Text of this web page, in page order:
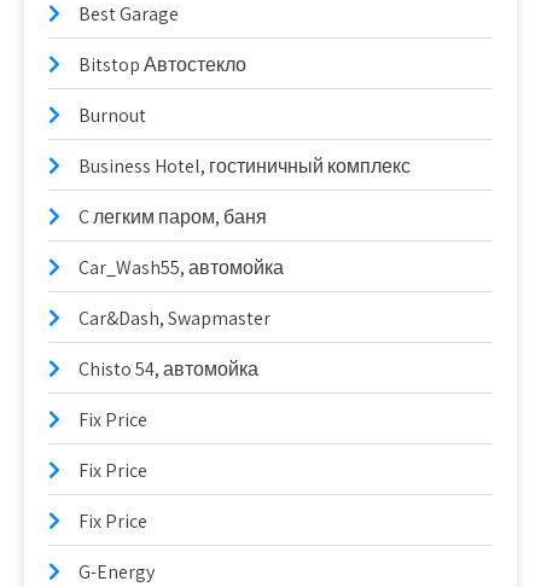
Best Garage
Bitstop Автостекло
Burnout
Business Hotel, гостиничный комплекс
C легким паром, баня
Car_Wash55, автомойка
Car&Dash, Swapmaster
Chisto 54, автомойка
Fix Price
Fix Price
Fix Price
G-Energy